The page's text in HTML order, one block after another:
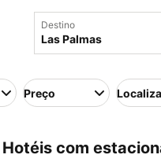
Destino
Preço
Hotéis com